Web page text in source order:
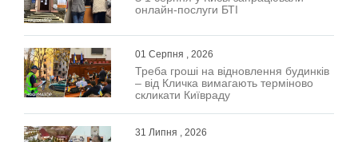
онлайн-послуги БТІ
01 Серпня , 2026
Треба гроші на відновлення будинків
– від Кличка вимагають терміново
скликати Київраду
31 Липня , 2026